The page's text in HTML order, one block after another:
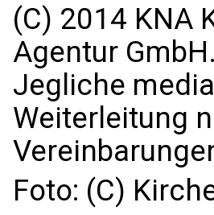
(C) 2014 KNA
Agentur
Jegliche
Weiterleitung
Foto: (C)